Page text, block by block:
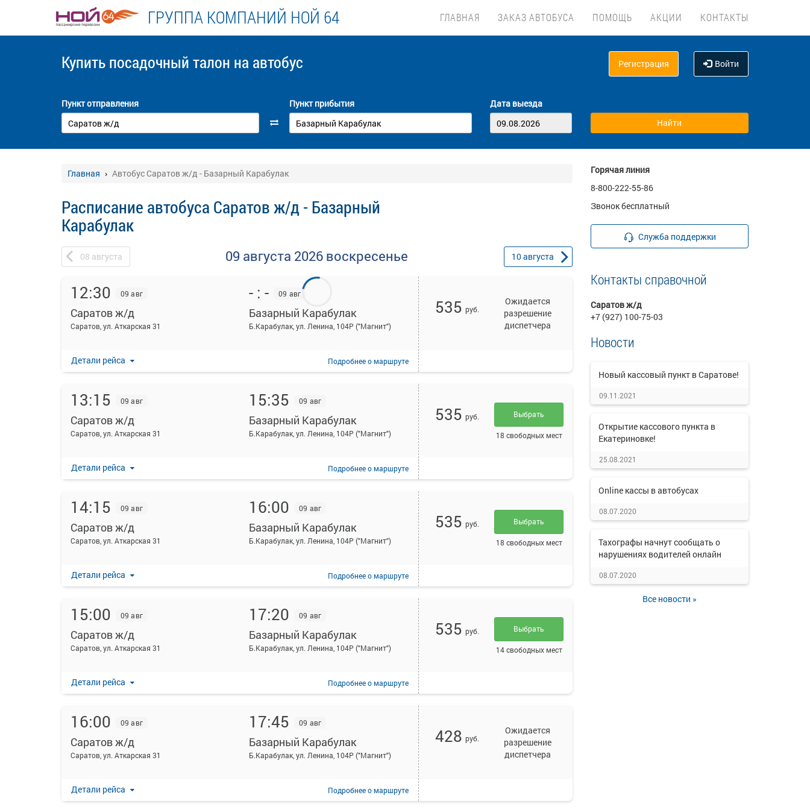
ГРУППА КОМПАНИЙ НОЙ 64 ГЛАВНАЯ ЗАКАЗ АВТОБУСА ПОМОЩЬ АКЦИИ КОНТАКТЫ
Купить посадочный талон на автобус Регистрация Войти
Пункт отправления Пункт прибытия Дата выезда
Главная Автобус Саратов ж/д - Базарный Карабулак
Расписание автобуса Саратов ж/д - Базарный
Карабулак
08 августа 09 августа 2026 воскресенье 10августа
12:30 09 авг
Саратов ж/д
Саратов, ул. Аткарская 31
- : - 09 авг
Базарный Карабулак
Б.Карабулак, ул. Ленина, 104Р ("Магнит")
Детали рейса Подробнеео маршруте
535 руб.
Ожидается
разрешение
диспетчера
13:15 09 авг
Саратов ж/д
Саратов, ул. Аткарская 31
15:35 09 авг
Базарный Карабулак
Б.Карабулак, ул. Ленина, 104Р ("Магнит")
Детали рейса Подробнеео маршруте
535 руб. Выбрать
18 свободных мест
14:15 09 авг
Саратов ж/д
Саратов, ул. Аткарская 31
16:00 09 авг
Базарный Карабулак
Б.Карабулак, ул. Ленина, 104Р ("Магнит")
Детали рейса Подробнеео маршруте
535 руб. Выбрать
18 свободных мест
15:00 09 авг
Саратов ж/д
Саратов, ул. Аткарская 31
17:20 09 авг
Базарный Карабулак
Б.Карабулак, ул. Ленина, 104Р ("Магнит")
Детали рейса Подробнеео маршруте
535 руб. Выбрать
14 свободных мест
16:00 09 авг
Саратов ж/д
Саратов, ул. Аткарская 31
17:45 09 авг
Базарный Карабулак
Б.Карабулак, ул. Ленина, 104Р ("Магнит")
Детали рейса Подробнеео маршруте
428 руб.
Ожидается
разрешение
диспетчера
Горячая линия
8-800-222-55-86
Звонок бесплатный
Служба поддержки
Контакты справочной
Саратов ж/д
+7 (927) 100-75-03
Новости
Новый кассовый пункт в Саратове!
09.11.2021
Открытие кассового пункта в
Екатериновке!
25.08.2021
Online кассы в автобусах
08.07.2020
Тахографы начнут сообщать о
нарушениях водителей онлайн
08.07.2020
Все новости »